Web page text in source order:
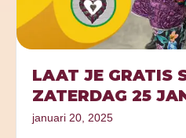
LAAT JE GRATIS
ZATERDAG 25
januari 20, 2025